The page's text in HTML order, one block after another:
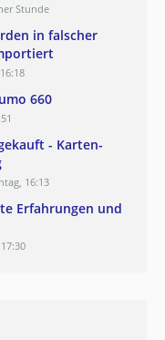
Stunde
in falscher
660
- Karten-
16:13
Erfahrungen und